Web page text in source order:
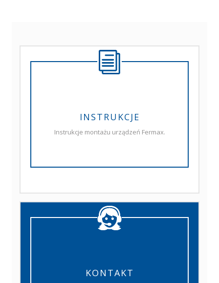
INSTRUKCJE
Instrukcje montażu urządzeń Fermax.
KONTAKT